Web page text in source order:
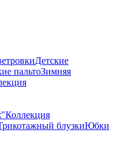
Детские
пальтоЗимняя
Коллекция
блузкиЮбки